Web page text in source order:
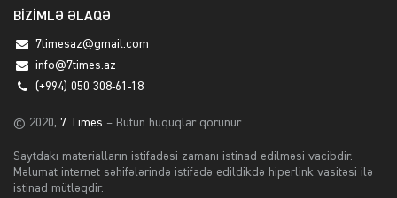
BİZİMLƏ ƏLAQƏ
7timesaz@gmail.com
info@7times.az
(+994) 050 308-61-18
© 2020, 7 Times – Bütün hüquqlar qorunur.
Saytdakı materialların istifadəsi zamanı istinad edilməsi vacibdir.
Məlumat internet səhifələrində istifadə edildikdə hiperlink vasitəsi ilə
istinad mütləqdir.